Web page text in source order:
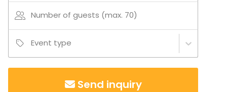
- Mahdollisuus majoittumiseen (lisähinta) samassa
4 henkilöä ja toiseen 4+2, yht 8-10 henkilöä.
- Siivouksen voi tehdä myös itse. Kertakäyttöastiat
Number of guests (max. 70)
Event type
Send inquiry